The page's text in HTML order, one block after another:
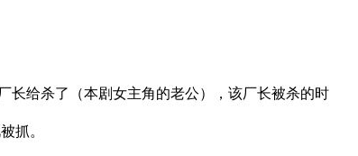
长给杀了（本剧女主角的老公），该厂长被杀的时
抓。